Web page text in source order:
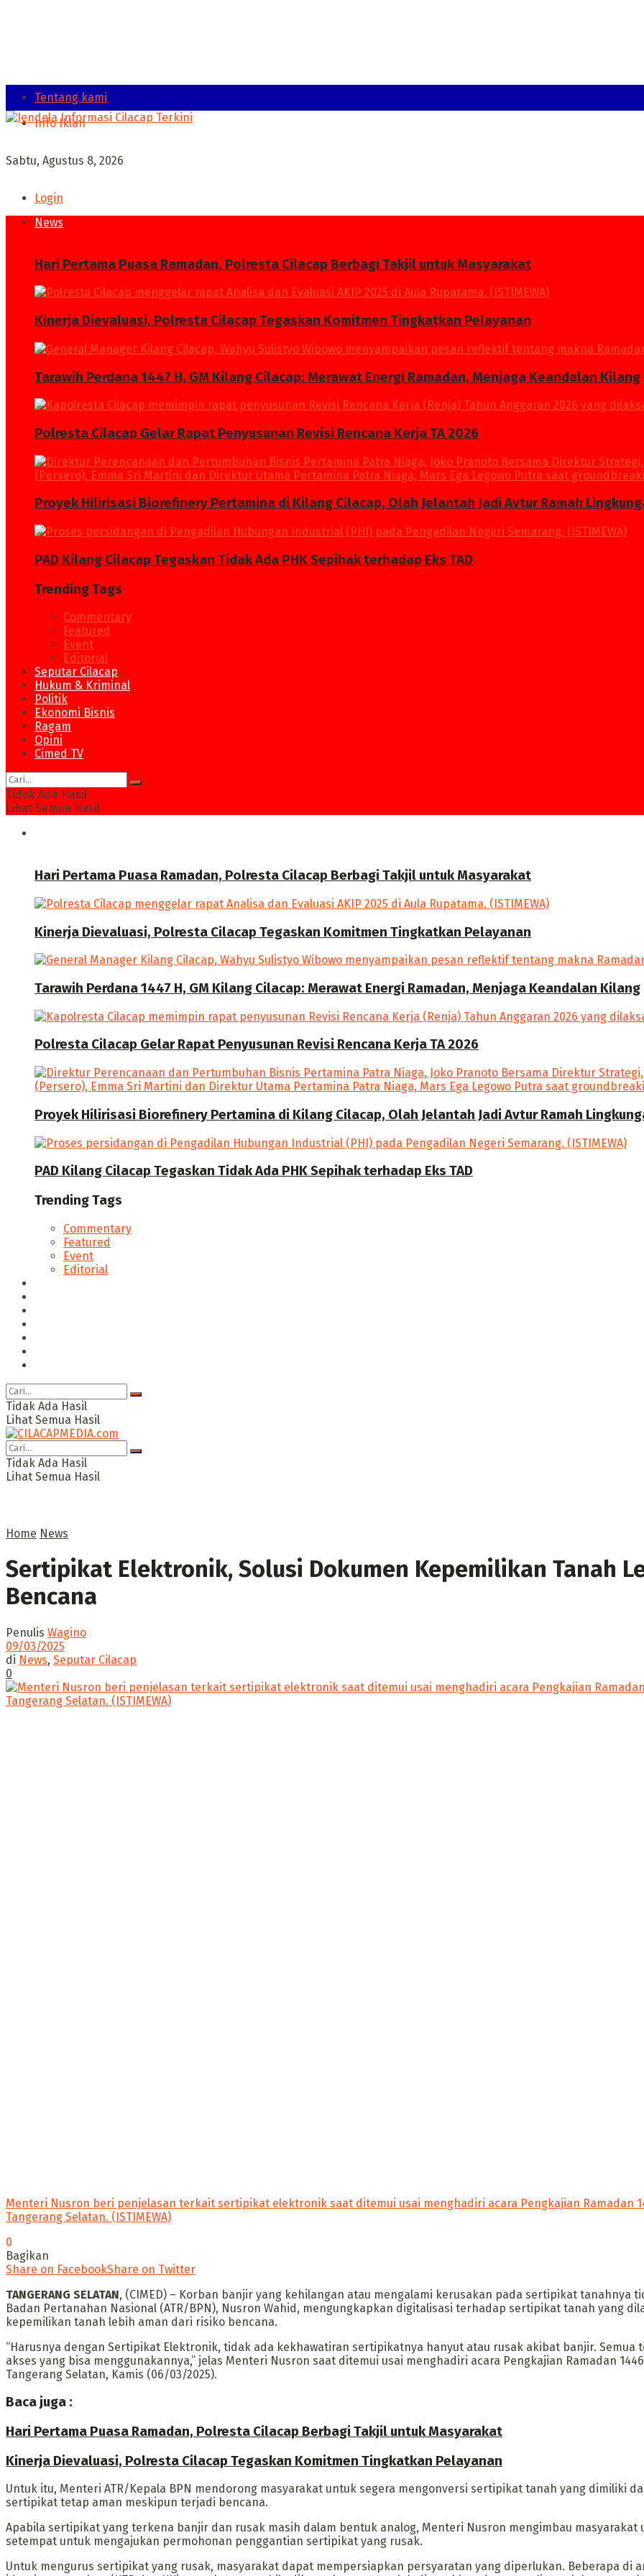
Tentang kami
Info Iklan
Sabtu, Agustus 8, 2026
Login
News
Hari Pertama Puasa Ramadan, Polresta Cilacap Berbagi Takjil untuk Masyarakat
Kinerja Dievaluasi, Polresta Cilacap Tegaskan Komitmen Tingkatkan Pelayanan
Tarawih Perdana 1447 H, GM Kilang Cilacap: Merawat Energi Ramadan, Menjaga Keandalan Kilang
Polresta Cilacap Gelar Rapat Penyusunan Revisi Rencana Kerja TA 2026
Proyek Hilirisasi Biorefinery Pertamina di Kilang Cilacap, Olah Jelantah Jadi Avtur Ramah
PAD Kilang Cilacap Tegaskan Tidak Ada PHK Sepihak terhadap Eks TAD
Trending Tags
Commentary
Featured
Event
Editorial
Seputar Cilacap
Hukum & Kriminal
Politik
Ekonomi Bisnis
Ragam
Opini
Cimed TV
Tidak Ada Hasil
Lihat Semua Hasil
Hari Pertama Puasa Ramadan, Polresta Cilacap Berbagi Takjil untuk Masyarakat
Kinerja Dievaluasi, Polresta Cilacap Tegaskan Komitmen Tingkatkan Pelayanan
Tarawih Perdana 1447 H, GM Kilang Cilacap: Merawat Energi Ramadan, Menjaga Keandalan Kilang
Polresta Cilacap Gelar Rapat Penyusunan Revisi Rencana Kerja TA 2026
Proyek Hilirisasi Biorefinery Pertamina di Kilang Cilacap, Olah Jelantah Jadi Avtur Ramah
PAD Kilang Cilacap Tegaskan Tidak Ada PHK Sepihak terhadap Eks TAD
Trending Tags
Commentary
Featured
Event
Editorial
Tidak Ada Hasil
Lihat Semua Hasil
Tidak Ada Hasil
Lihat Semua Hasil
Home News
Sertipikat Elektronik, Solusi Dokumen Kepemilikan Tanah
Bencana
Penulis Wagino
09/03/2025
di News, Seputar Cilacap
0
Menteri Nusron beri penjelasan terkait sertipikat elektronik saat ditemui usai menghadiri acara Pengkajian Ramadan
Tangerang Selatan. (ISTIMEWA)
0
Bagikan
Share on FacebookShare on Twitter
TANGERANG SELATAN, (CIMED) – Korban banjir yang kehilangan atau mengalami kerusakan pada sertipikat tanahnya
Badan Pertanahan Nasional (ATR/BPN), Nusron Wahid, mengungkapkan digitalisasi terhadap sertipikat tanah yang
kepemilikan tanah lebih aman dari risiko bencana.
“Harusnya dengan Sertipikat Elektronik, tidak ada kekhawatiran sertipikatnya hanyut atau rusak akibat banjir.
akses yang bisa menggunakannya,” jelas Menteri Nusron saat ditemui usai menghadiri acara Pengkajian Ramadan
Tangerang Selatan, Kamis (06/03/2025).
Baca juga :
Hari Pertama Puasa Ramadan, Polresta Cilacap Berbagi Takjil untuk Masyarakat
Kinerja Dievaluasi, Polresta Cilacap Tegaskan Komitmen Tingkatkan Pelayanan
Untuk itu, Menteri ATR/Kepala BPN mendorong masyarakat untuk segera mengonversi sertipikat tanah yang dimiliki
sertipikat tetap aman meskipun terjadi bencana.
Apabila sertipikat yang terkena banjir dan rusak masih dalam bentuk analog, Menteri Nusron mengimbau
setempat untuk mengajukan permohonan penggantian sertipikat yang rusak.
Untuk mengurus sertipikat yang rusak, masyarakat dapat mempersiapkan persyaratan yang diperlukan. Beberapa di